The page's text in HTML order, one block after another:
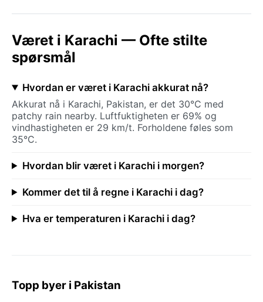
Været i Karachi — Ofte stilte
spørsmål
Hvordan er været i Karachi akkurat nå?
Akkurat nå i Karachi, Pakistan, er det 30°C med
patchy rain nearby. Luftfuktigheten er 69% og
vindhastigheten er 29 km/t. Forholdene føles som
35°C.
Hvordan blir været i Karachi i morgen?
Kommer det til å regne i Karachi i dag?
Hva er temperaturen i Karachi i dag?
Topp byer i Pakistan